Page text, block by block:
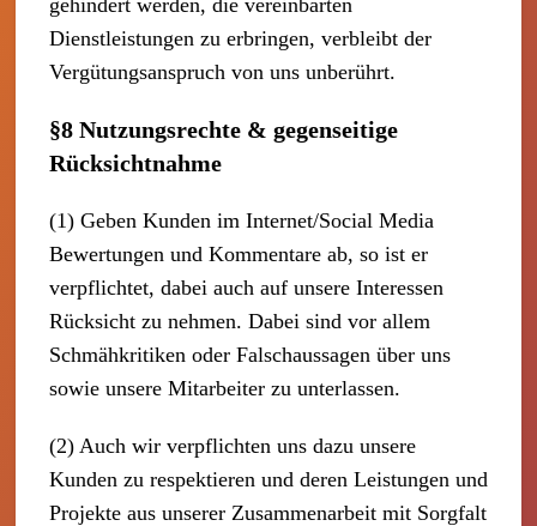
Dienstleistungen zu erbringen, verbleibt der
Vergütungsanspruch von uns unberührt.
§8 Nutzungsrechte & gegenseitige
Rücksichtnahme
(1) Geben Kunden im Internet/Social Media
Bewertungen und Kommentare ab, so ist er
verpflichtet, dabei auch auf unsere Interessen
Rücksicht zu nehmen. Dabei sind vor allem
Schmähkritiken oder Falschaussagen über uns
sowie unsere Mitarbeiter zu unterlassen.
(2) Auch wir verpflichten uns dazu unsere
Kunden zu respektieren und deren Leistungen und
Projekte aus unserer Zusammenarbeit mit Sorgfalt